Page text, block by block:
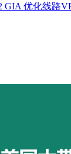
GIA 优化线路